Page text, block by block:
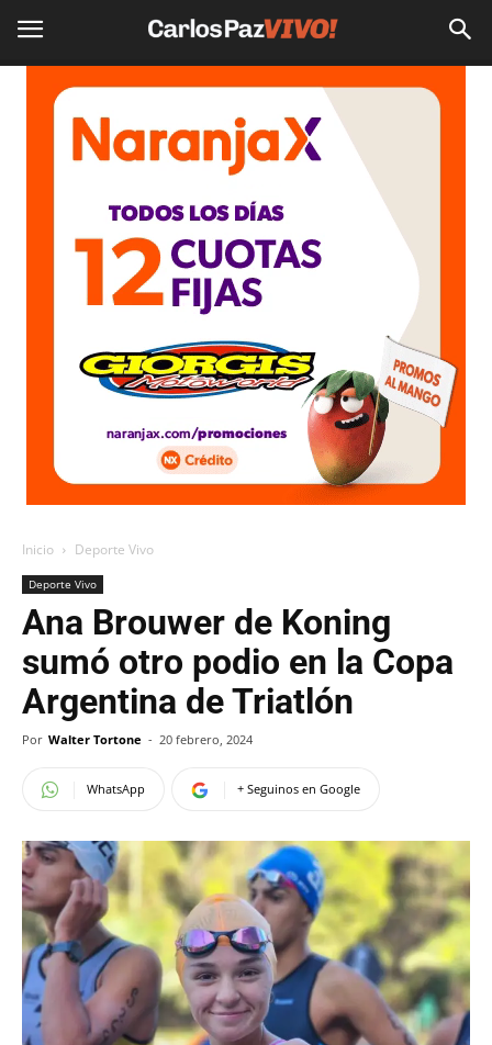
Inicio Deporte Vivo
Deporte Vivo
Ana Brouwer de Koning
sumó otro podio en la Copa
Argentina de Triatlón
Por Walter Tortone - 20 febrero, 2024
WhatsApp + Seguinos en Google